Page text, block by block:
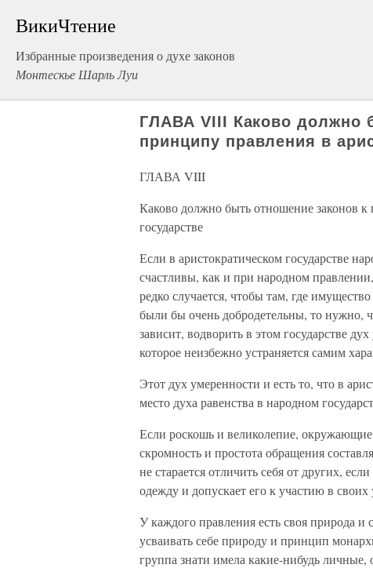
ВикиЧтение
Избранные произведения о духе законов
Монтескье Шарль Луи
ГЛАВА VIII Каково должно
принципу правления в
ГЛАВА VIII
Каково должно быть отношение законов
государстве
Если в аристократическом государстве
счастливы, как и при народном
редко случается, чтобы там, где
были бы очень добродетельны, то нужно,
зависит, водворить в этом государстве
которое неизбежно устраняется самим
Этот дух умеренности и есть то, что в
место духа равенства в народном
Если роскошь и великолепие, окружающие
скромность и простота обращения
не старается отличить себя от других,
одежду и допускает его к участию в
У каждого правления есть своя природа
усваивать себе природу и принцип
группа знати имела какие-нибудь